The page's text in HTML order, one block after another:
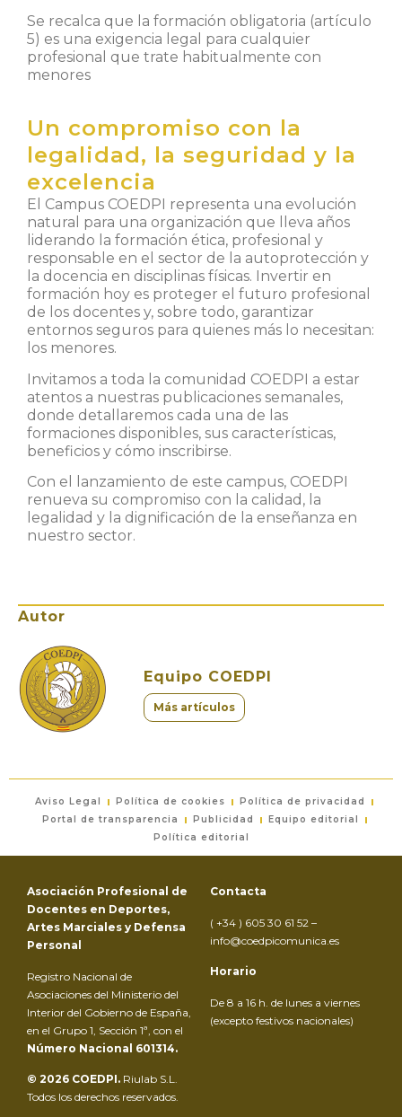
Se recalca que la formación obligatoria (artículo
5) es una exigencia legal para cualquier
profesional que trate habitualmente con
menores
Un compromiso con la
legalidad, la seguridad y la
excelencia
El Campus COEDPI representa una evolución
natural para una organización que lleva años
liderando la formación ética, profesional y
responsable en el sector de la autoprotección y
la docencia en disciplinas físicas. Invertir en
formación hoy es proteger el futuro profesional
de los docentes y, sobre todo, garantizar
entornos seguros para quienes más lo necesitan:
los menores.
Invitamos a toda la comunidad COEDPI a estar
atentos a nuestras publicaciones semanales,
donde detallaremos cada una de las
formaciones disponibles, sus características,
beneficios y cómo inscribirse.
Con el lanzamiento de este campus, COEDPI
renueva su compromiso con la calidad, la
legalidad y la dignificación de la enseñanza en
nuestro sector.
Autor
Equipo COEDPI
Más artículos
Aviso Legal Política de cookies
Política de privacidad
Portal de transparencia
Publicidad
Equipo editorial
Política editorial
Asociación Profesional de
Docentes en Deportes,
Artes Marciales y Defensa
Personal
Registro Nacional de
Asociaciones del Ministerio del
Interior del Gobierno de España,
en el Grupo 1, Sección 1ª, con el
Número Nacional 601314.
© 2026 COEDPI. Riulab S.L.
Todos los derechos reservados.
Contacta
( +34 ) 605 30 61 52 –
info@coedpicomunica.es
Horario
De 8 a 16 h. de lunes a viernes
(excepto festivos nacionales)